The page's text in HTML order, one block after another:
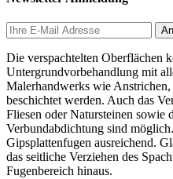
Die verspachtelten Oberflächen
Untergrundvorbehandlung mit
Malerhandwerks wie
beschichtet werden. Auch das
Fliesen oder Natursteinen sowie
Verbundabdichtung sind
Gipsplattenfugen ausreichend.
das seitliche Verziehen des
Fugenbereich hinaus.